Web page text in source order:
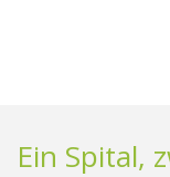
Ein Spital,